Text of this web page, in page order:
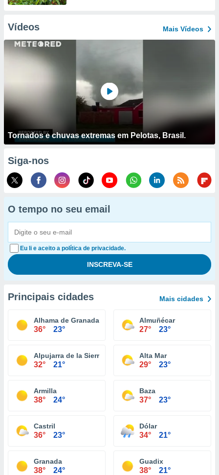
Vídeos Mais Vídeos
Tornados e chuvas extremas em Pelotas, Brasil.
Siga-nos
O tempo no seu email
Eu li e aceito a política de privacidade.
Principais cidades Mais cidades
Alhama de Granada
36° 23°
Almuñécar
27° 23°
Alpujarra de la Sierra
32° 21°
Alta Mar
29° 23°
Armilla
38° 24°
Baza
37° 23°
Castril
36° 23°
Dólar
34° 21°
Granada
38° 24°
Guadix
38° 21°